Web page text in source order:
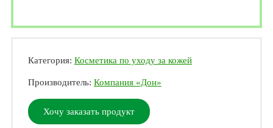
Категория: Косметика по уходу за кожей
Производитель: Компания «Дон»
Хочу заказать продукт